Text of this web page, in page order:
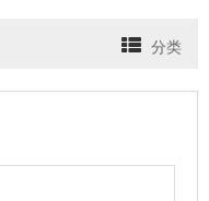
分类